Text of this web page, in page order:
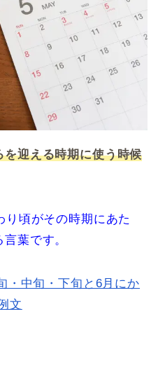
迎える時期に使う時候
り頃がその時期にあた
葉です。
・中旬・下旬と6月にか
文